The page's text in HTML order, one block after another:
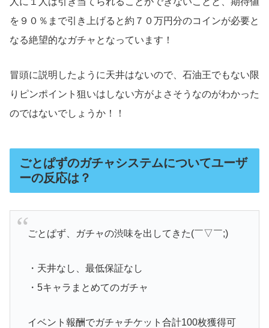
を９０％まで引き上げると約７０万円分のコインが必要と
なる絶望的なガチャとなっています！
冒頭に説明したように天井はないので、石油王でもない限
りピンポイント狙いはしない方がよさそうなのがわかった
のではないでしょうか！！
ごとぱずのガチャシステムについてユーザ
ーの反応は？
ごとぱず、ガチャの渋味を出してきた(￣▽￣;)
・天井なし、最低保証なし
・5キャラまとめてのガチャ
イベント報酬でガチャチケット合計100枚獲得可